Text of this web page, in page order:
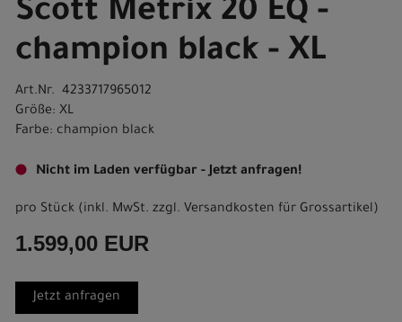
Scott Metrix 20 EQ -
champion black - XL
Art.Nr. 4233717965012
Größe: XL
Farbe: champion black
Nicht im Laden verfügbar - Jetzt anfragen!
pro Stück (inkl. MwSt. zzgl. Versandkosten für Grossartikel)
1.599,00 EUR
Jetzt anfragen